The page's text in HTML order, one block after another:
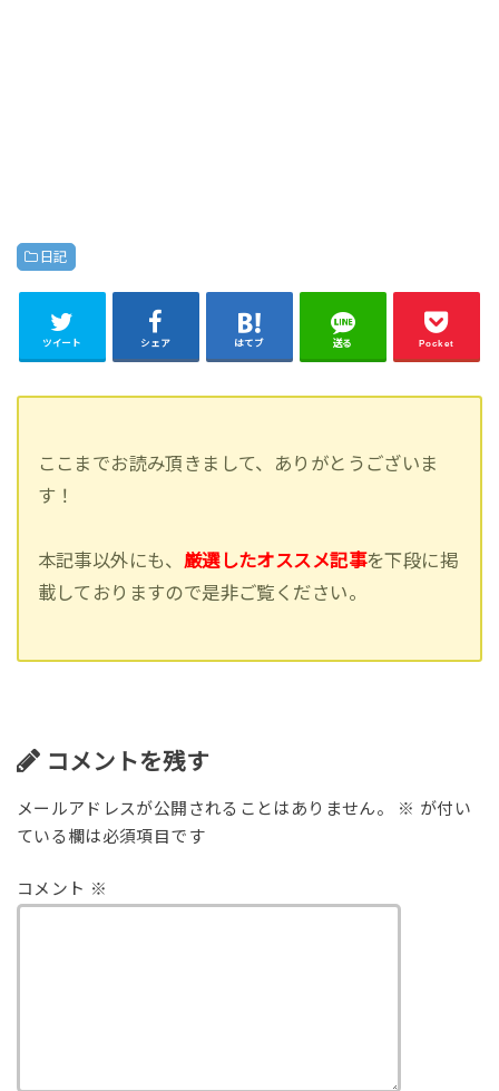
日記
ツイート シェア はてブ 送る Pocket
ここまでお読み頂きまして、ありがとうございま
す！
本記事以外にも、 厳選したオススメ記事を下段に掲
載しておりますので是非ご覧ください。
コメントを残す
メールアドレスが公開されることはありません。 ※ が付い
ている欄は必須項目です
コメント ※